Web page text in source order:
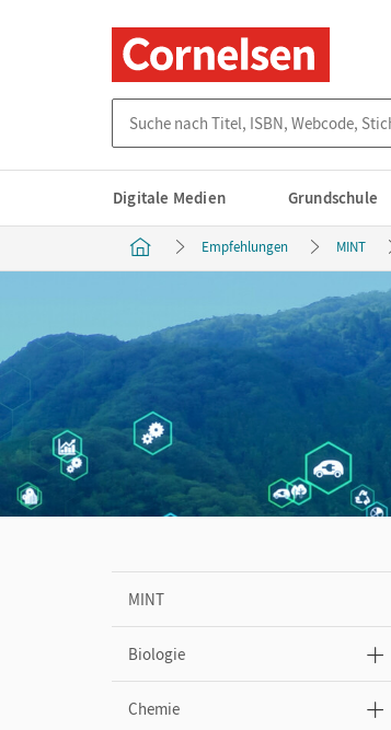
Digitale Medien Grundschule
Empfehlungen MINT
MINT
Biologie
Chemie